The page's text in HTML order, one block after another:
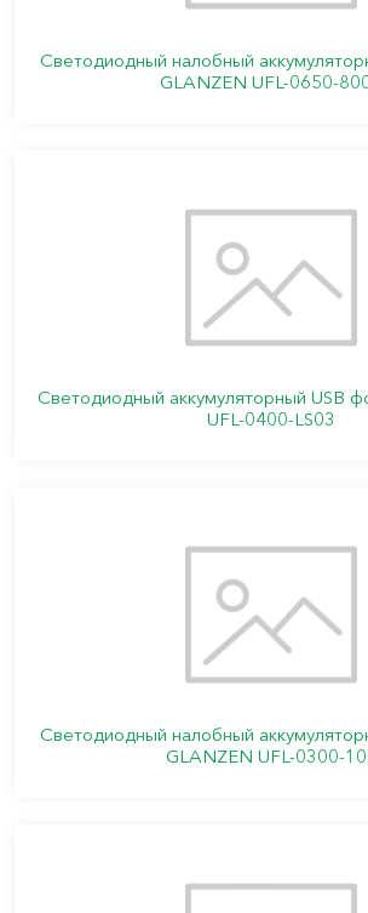
Светодиодный налобный
GLANZEN UFL-0650-
Светодиодный аккумуляторный USB
UFL-0400-LS03
Светодиодный налобный
GLANZEN UFL-0300-